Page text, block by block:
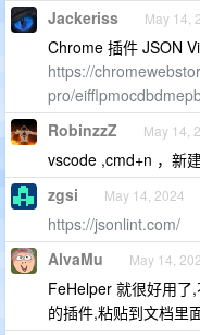
Jackeriss May 14,
Chrome 插件 JSON
https://
pro/
RobinzzZ May 14,
vscode ,cmd+n ，新
zgsi May 14, 2024
https://jsonlint.com/
AlvaMu May 14,
FeHelper 就很好用了
的插件,粘贴到文档里